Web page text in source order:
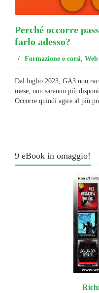
Perché occorre
farlo adesso?
/ Formazione e corsi
Dal luglio 2023, GA3 non
mese, non saranno più
Occorre quindi agire al più
9 eBook in omaggio!